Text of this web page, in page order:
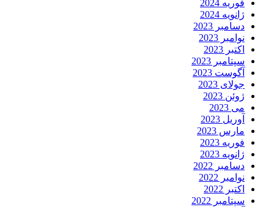
فوریه 2024
ژانویه 2024
دسامبر 2023
نوامبر 2023
اکتبر 2023
سپتامبر 2023
آگوست 2023
جولای 2023
ژوئن 2023
می 2023
آوریل 2023
مارس 2023
فوریه 2023
ژانویه 2023
دسامبر 2022
نوامبر 2022
اکتبر 2022
سپتامبر 2022